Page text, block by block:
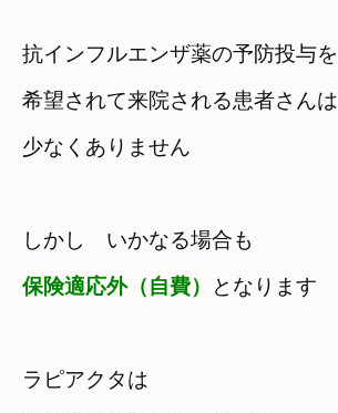
抗インフルエンザ薬の予防投与を
希望されて来院される患者さんは
少なくありません
保険適応外（自費）
となります
ラピアクタは